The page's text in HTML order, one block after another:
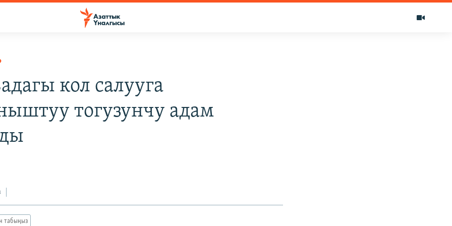
кол салууга
тогузунчу адам
табыңыз